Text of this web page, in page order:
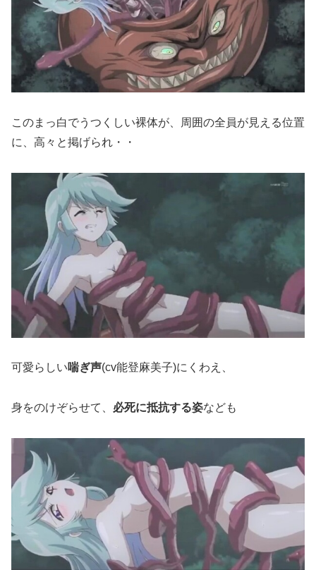
このまっ白でうつくしい裸体が、周囲の全員が見える位置
に、高々と掲げられ・・
可愛らしい喘ぎ声(cv能登麻美子)にくわえ、
身をのけぞらせて、 必死に抵抗する姿なども